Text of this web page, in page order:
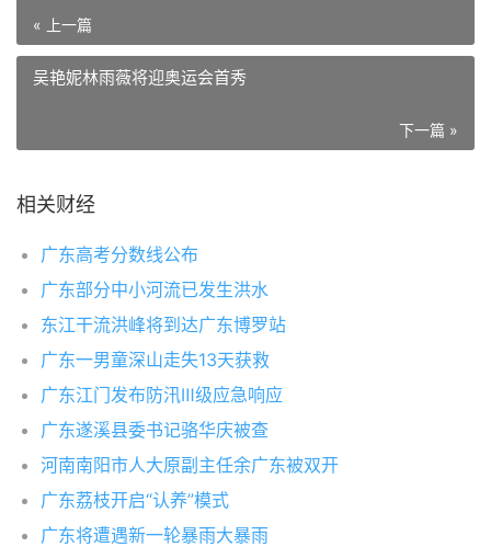
« 上一篇
吴艳妮林雨薇将迎奥运会首秀
下一篇 »
相关财经
广东高考分数线公布
广东部分中小河流已发生洪水
东江干流洪峰将到达广东博罗站
广东一男童深山走失13天获救
广东江门发布防汛Ⅲ级应急响应
广东遂溪县委书记骆华庆被查
河南南阳市人大原副主任余广东被双开
广东荔枝开启“认养”模式
广东将遭遇新一轮暴雨大暴雨